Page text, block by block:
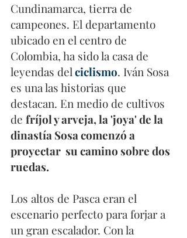
Cundinamarca, tierra de
campeones. El departamento
ubicado en el centro de
Colombia, ha sido la casa de
leyendas del ciclismo. Iván Sosa
es una las historias que
destacan. En medio de cultivos
de fríjol y arveja, la 'joya' de la
dinastía Sosa comenzó a
proyectar  su camino sobre dos
ruedas.
Los altos de Pasca eran el
escenario perfecto para forjar a
un gran escalador. Con la